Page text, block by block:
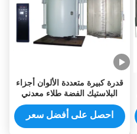
قدرة كبيرة متعددة الألوان أجزاء
البلاستيك الفضة طلاء معدني
لامع التبخر فراغ طلاء آلة
احصل على أفضل سعر